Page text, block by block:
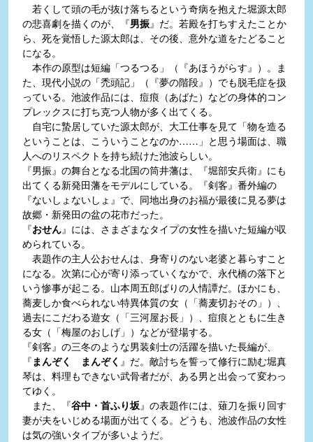
若くして頭の毛が抜け落ちるという奇病を抱えた堀源太郎
の悲喜劇を描くのが、『男振』だ。若殿を打ちすえたことか
ら、死を覚悟した源太郎は、その後、意外な道をたどること
になる。
本作の原型は短編「つるつる」（『あほうがらす』）。ま
た、現代小説の「禿頭記」（『夢の階段』）でも脱毛症を扱
っている。池波作品には、痘痕（あばた）などの身体的コン
プレックスに打ち克つ人物が多く出てくる。
自宅に蟄居していた源太郎が、大工仕事を見て「物を造る
ということは、こういうことなのか……」と思う場面は、職
人へのリスペクトを持ち続けた池波らしい。
『男振』の舞台となる北国の筒井藩は、『堀部安兵衛』にも
出てくる新発田藩をモデルにしている。『剣客』番外編の
『ないしょないしょ』で、同地出身のお福が最後に見る夢は
故郷・新発田の盆の花市だった。
『おせん』には、さまざまなタイプの女性を描いた短編が収
められている。
表題作の主人公おせんは、身寄りのない老婆と暮らすこと
になる。次第に心が寄り添っていくなかで、永代橋の落下と
いう惨事が起こる。山本周五郎ばりの人情譚だ。ほかにも、
蕎麦しか食べられない特異体質の女（「蕎麦切おその」）、
過去にこだわる遊女（「三河屋お長」）、痘痕とともに生き
る女（「梅屋のおしげ」）などが登場する。
『剣客』の三冬のような男装剣士の活躍を描いた長編が、
『 まんぞく まんぞく 』だ。敵討ちを誓って修行に励む堀真
琴は、料理もできない武骨者だが、ある男と出会って変わっ
てゆく。
また、『谷中・首ふり坂 』の表題作には、薙刀を振り回す
妻が夫をいじめる場面が出てくる。どうも、池波作品の女性
は気の強いタイプが多いようだ。